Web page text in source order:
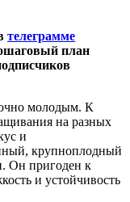
телеграмме
план
молодым. К
на разных
и
крупноплодный
Он пригоден к
и устойчивость